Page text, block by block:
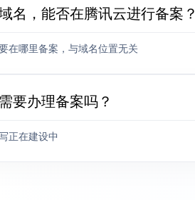
名，能否在腾讯云进行备案？
在哪里备案，与域名位置无关
要办理备案吗？
正在建设中